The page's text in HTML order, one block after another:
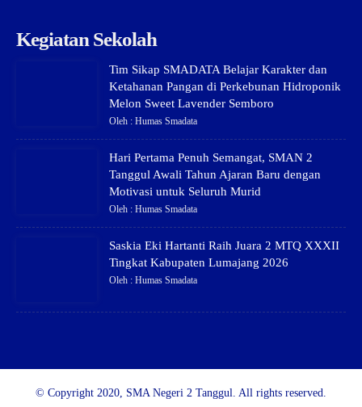
Kegiatan Sekolah
Tim Sikap SMADATA Belajar Karakter dan
Ketahanan Pangan di Perkebunan Hidroponik
Melon Sweet Lavender Semboro
Oleh : Humas Smadata
Hari Pertama Penuh Semangat, SMAN 2
Tanggul Awali Tahun Ajaran Baru dengan
Motivasi untuk Seluruh Murid
Oleh : Humas Smadata
Saskia Eki Hartanti Raih Juara 2 MTQ XXXII
Tingkat Kabupaten Lumajang 2026
Oleh : Humas Smadata
© Copyright 2020, SMA Negeri 2 Tanggul. All rights reserved.